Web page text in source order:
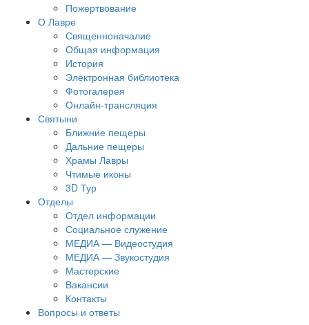
Пожертвование
О Лавре
Священноначалие
Общая информация
История
Электронная библиотека
Фотогалерея
Онлайн-трансляция
Святыни
Ближние пещеры
Дальние пещеры
Храмы Лавры
Чтимые иконы
3D Тур
Отделы
Отдел информации
Социальное служение
МЕДИА — Видеостудия
МЕДИА — Звукостудия
Мастерские
Вакансии
Контакты
Вопросы и ответы